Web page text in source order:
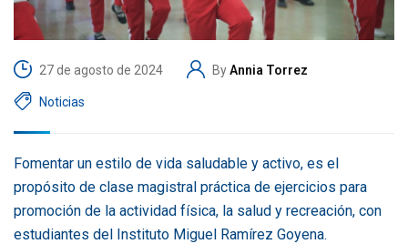
27 de agosto de 2024 ByAnnia Torrez
Noticias
Fomentar un estilo de vida saludable y activo, es el
propósito de clase magistral práctica de ejercicios para
promoción de la actividad física, la salud y recreación, con
estudiantes del Instituto Miguel Ramírez Goyena.